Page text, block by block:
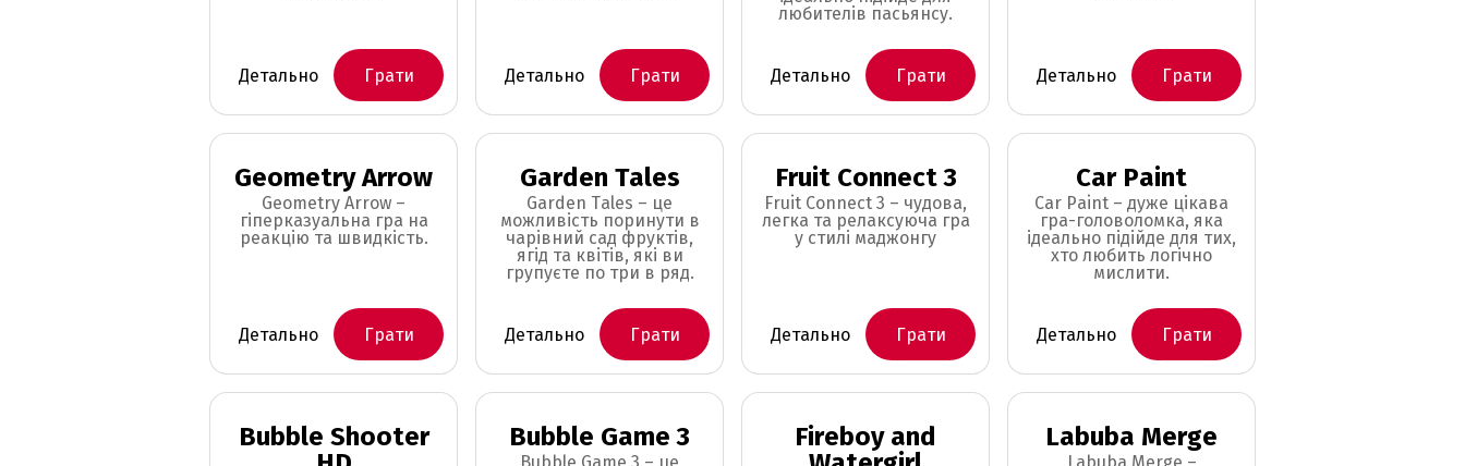
Детально Грати Детально Грати
любителів пасьянсу.
Детально Грати Детально Грати
Geometry Arrow
Geometry Arrow –
гіперказуальна гра на
реакцію та швидкість.
Детально Грати
Garden Tales
Garden Tales – це
можливість поринути в
чарівний сад фруктів,
ягід та квітів, які ви
групуєте по три в ряд.
Детально Грати
Fruit Connect 3
Fruit Connect 3 – чудова,
легка та релаксуюча гра
у стилі маджонгу
Детально Грати
Car Paint
Car Paint – дуже цікава
гра-головоломка, яка
ідеально підійде для тих,
хто любить логічно
мислити.
Детально Грати
Bubble Shooter
Bubble Game 3
Fireboy and
Labuba Merge